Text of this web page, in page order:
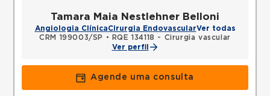
Tamara Maia Nestlehner Belloni
Angiologia ClínicaCirurgia EndovascularVer todas
CRM 199003/SP
•
RQE 134118 - Cirurgia vascular
Ver perfil
Agende uma consulta